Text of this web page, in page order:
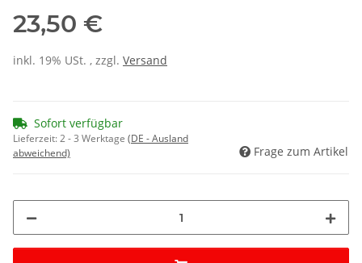
23,50 €
inkl. 19% USt. , zzgl. Versand
Sofort verfügbar
Lieferzeit:2 - 3 Werktage (DE - Ausland
abweichend)
Frage zum Artikel